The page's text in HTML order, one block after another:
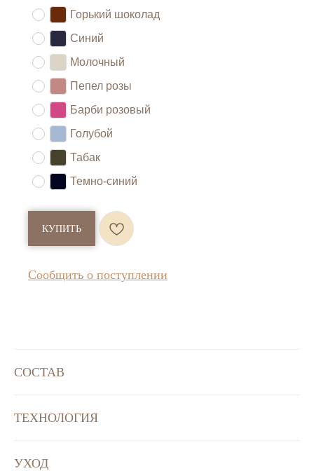
Горький шоколад
Синий
Молочный
Пепел розы
Барби розовый
Голубой
Табак
Темно-синий
КУПИТЬ
Сообщить о поступлении
СОСТАВ
ТЕХНОЛОГИЯ
УХОД